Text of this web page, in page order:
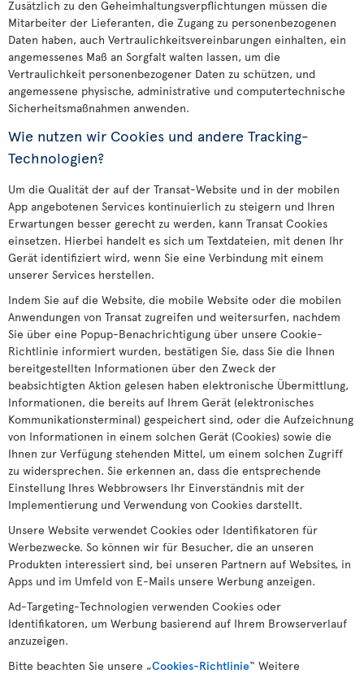
Zusätzlich zu den Geheimhaltungsverpflichtungen müssen die
Mitarbeiter der Lieferanten, die Zugang zu personenbezogenen
Daten haben, auch Vertraulichkeitsvereinbarungen einhalten, ein
angemessenes Maß an Sorgfalt walten lassen, um die
Vertraulichkeit personenbezogener Daten zu schützen, und
angemessene physische, administrative und computertechnische
Sicherheitsmaßnahmen anwenden.
Wie nutzen wir Cookies und andere Tracking-
Technologien?
Um die Qualität der auf der Transat-Website und in der mobilen
App angebotenen Services kontinuierlich zu steigern und Ihren
Erwartungen besser gerecht zu werden, kann Transat Cookies
einsetzen. Hierbei handelt es sich um Textdateien, mit denen Ihr
Gerät identifiziert wird, wenn Sie eine Verbindung mit einem
unserer Services herstellen.
Indem Sie auf die Website, die mobile Website oder die mobilen
Anwendungen von Transat zugreifen und weitersurfen, nachdem
Sie über eine Popup-Benachrichtigung über unsere Cookie-
Richtlinie informiert wurden, bestätigen Sie, dass Sie die Ihnen
bereitgestellten Informationen über den Zweck der
beabsichtigten Aktion gelesen haben elektronische Übermittlung,
Informationen, die bereits auf Ihrem Gerät (elektronisches
Kommunikationsterminal) gespeichert sind, oder die Aufzeichnung
von Informationen in einem solchen Gerät (Cookies) sowie die
Ihnen zur Verfügung stehenden Mittel, um einem solchen Zugriff
zu widersprechen. Sie erkennen an, dass die entsprechende
Einstellung Ihres Webbrowsers Ihr Einverständnis mit der
Implementierung und Verwendung von Cookies darstellt.
Unsere Website verwendet Cookies oder Identifikatoren für
Werbezwecke. So können wir für Besucher, die an unseren
Produkten interessiert sind, bei unseren Partnern auf Websites, in
Apps und im Umfeld von E-Mails unsere Werbung anzeigen.
Ad-Targeting-Technologien verwenden Cookies oder
Identifikatoren, um Werbung basierend auf Ihrem Browserverlauf
anzuzeigen.
Bitte beachten Sie unsere „Cookies-Richtlinie“ Weitere